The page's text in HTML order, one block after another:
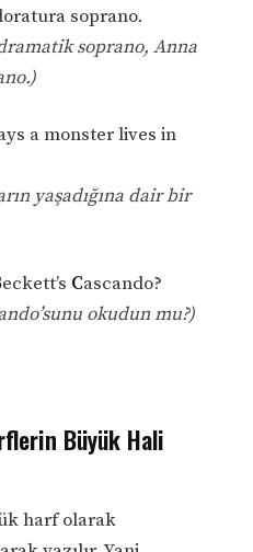
soprano.
soprano, Anna
a monster lives in
yaşadığına dair bir
eckett’s Cascando?
okudun mu?)
Büyük Hali
harf olarak